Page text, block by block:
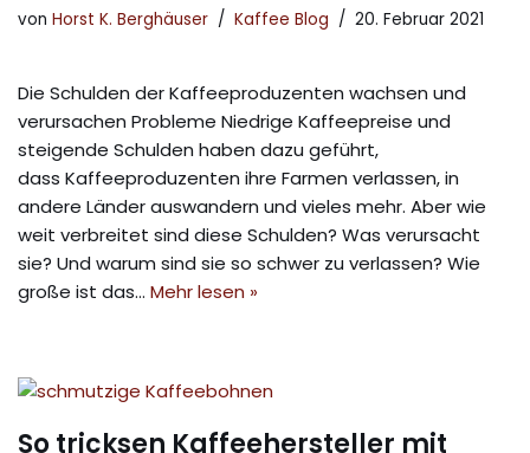
von Horst K. Berghäuser Kaffee Blog 20. Februar 2021
Die Schulden der Kaffeeproduzenten wachsen und
verursachen Probleme Niedrige Kaffeepreise und
steigende Schulden haben dazu geführt,
dass Kaffeeproduzenten ihre Farmen verlassen, in
andere Länder auswandern und vieles mehr. Aber wie
weit verbreitet sind diese Schulden? Was verursacht
sie? Und warum sind sie so schwer zu verlassen? Wie
große ist das… Mehr lesen »
So tricksen Kaffeehersteller mit